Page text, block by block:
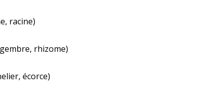
racine)
rhizome)
écorce)